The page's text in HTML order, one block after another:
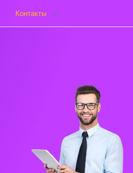
Контакты